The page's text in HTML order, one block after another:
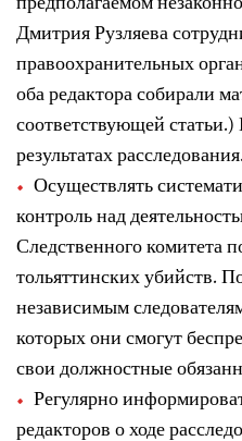
Дмитрия Рузляева
правоохранительных
оба редактора собирали
соответствующей
результатах расследования.
Осуществлять
контроль над
Следственного комитета
тольяттинских убийств.
независимым
которых они смогут
свои должностные
Регулярно
редакторов о ходе